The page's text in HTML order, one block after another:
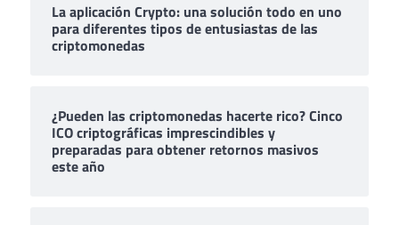
La aplicación Crypto: una solución todo en uno
para diferentes tipos de entusiastas de las
criptomonedas
¿Pueden las criptomonedas hacerte rico? Cinco
ICO criptográficas imprescindibles y
preparadas para obtener retornos masivos
este año